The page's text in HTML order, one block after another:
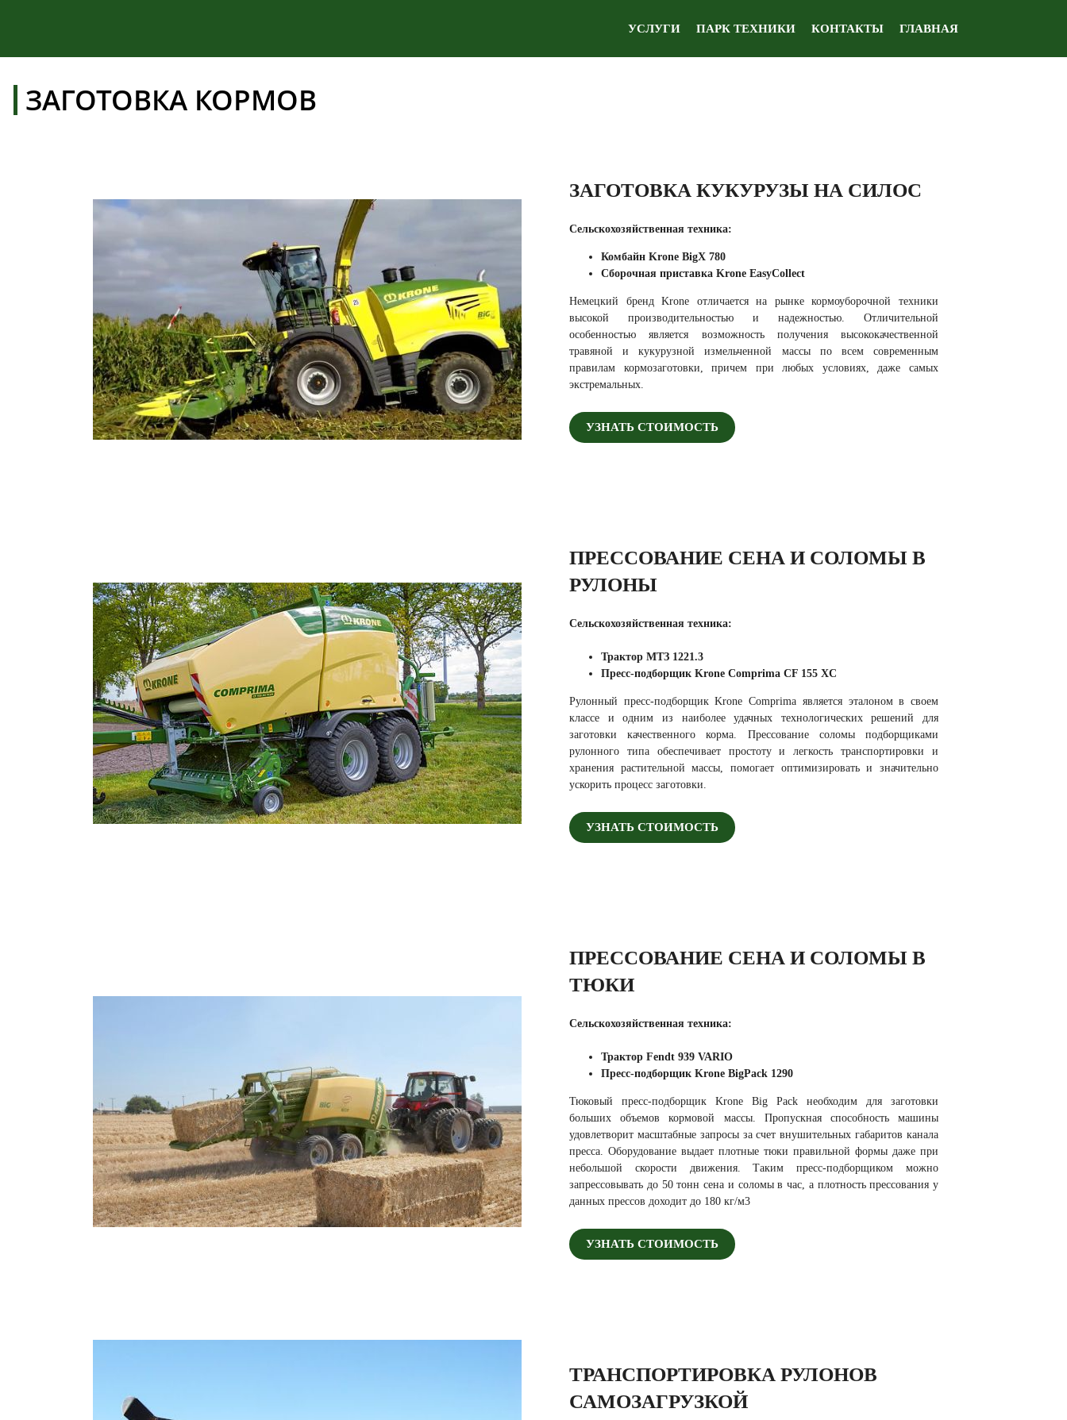
УСЛУГИ ПАРК ТЕХНИКИ КОНТАКТЫ ГЛАВНАЯ
ЗАГОТОВКА КОРМОВ
ЗАГОТОВКА КУКУРУЗЫ НА СИЛОС
Сельскохозяйственная техника:
Комбайн Krone BigX 780
Сборочная приставка Krone EasyCollect
Немецкий бренд Krone отличается на рынке кормоуборочной техники
высокой производительностью и надежностью. Отличительной
особенностью является возможность получения высококачественной
травяной и кукурузной измельченной массы по всем современным
правилам кормозаготовки, причем при любых условиях, даже самых
экстремальных.
УЗНАТЬ СТОИМОСТЬ
ПРЕССОВАНИЕ СЕНА И СОЛОМЫ В
РУЛОНЫ
Сельскохозяйственная техника:
Трактор МТЗ 1221.3
Пресс-подборщик Krone Comprima CF 155 XC
Рулонный пресс-подборщик Krone Comprima является эталоном в своем
классе и одним из наиболее удачных технологических решений для
заготовки качественного корма. Прессование соломы подборщиками
рулонного типа обеспечивает простоту и легкость транспортировки и
хранения растительной массы, помогает оптимизировать и значительно
ускорить процесс заготовки.
УЗНАТЬ СТОИМОСТЬ
ПРЕССОВАНИЕ СЕНА И СОЛОМЫ В
ТЮКИ
Сельскохозяйственная техника:
Трактор Fendt 939 VARIO
Пресс-подборщик Krone BigPack 1290
Тюковый пресс-подборщик Krone Big Pack необходим для заготовки
больших объемов кормовой массы. Пропускная способность машины
удовлетворит масштабные запросы за счет внушительных габаритов канала
пресса. Оборудование выдает плотные тюки правильной формы даже при
небольшой скорости движения. Таким пресс-подборщиком можно
запрессовывать до 50 тонн сена и соломы в час, а плотность прессования у
данных прессов доходит до 180 кг/м3
УЗНАТЬ СТОИМОСТЬ
ТРАНСПОРТИРОВКА РУЛОНОВ
САМОЗАГРУЗКОЙ